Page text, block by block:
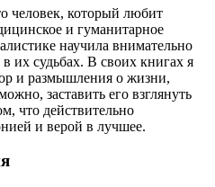
человек, который любит
и гуманитарное
научила внимательно
их судьбах. В своих книгах я
и размышления о жизни,
заставить его взглянуть
что действительно
и верой в лучшее.